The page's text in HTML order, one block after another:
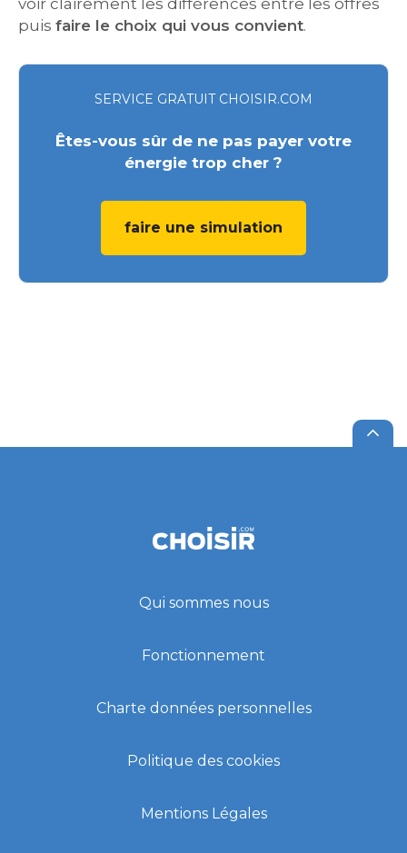
voir clairement les différences entre les offres
puis faire le choix qui vous convient.
SERVICE GRATUIT CHOISIR.COM
Êtes-vous sûr de ne pas payer votre
énergie trop cher ?
faire une simulation
Qui sommes nous
Fonctionnement
Charte données personnelles
Politique des cookies
Mentions Légales